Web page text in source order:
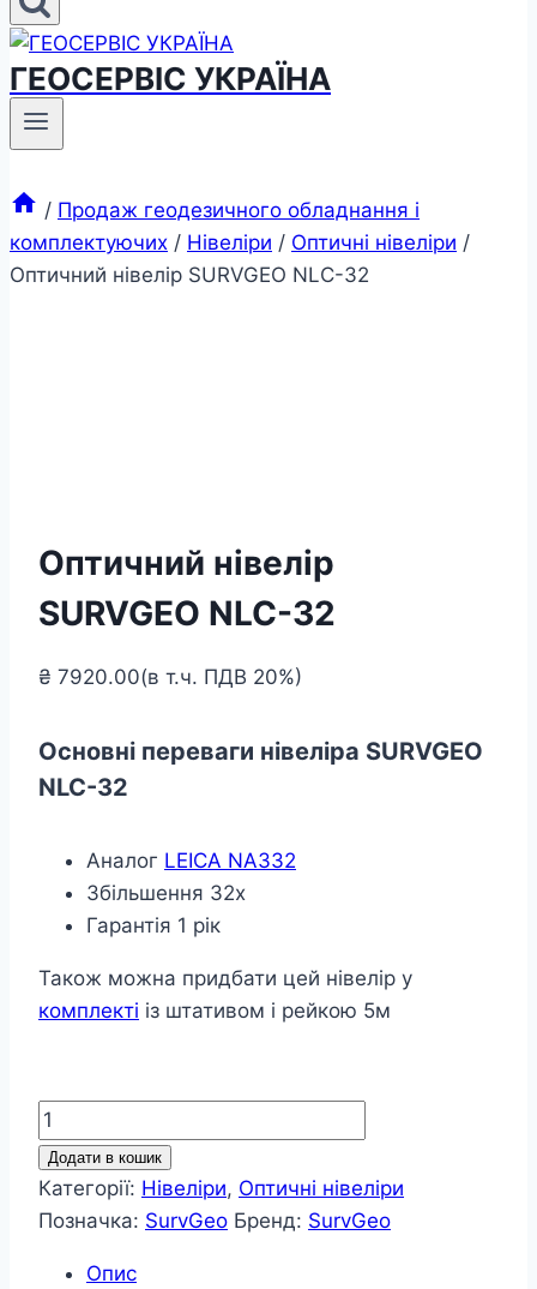
ГЕОСЕРВІС УКРАЇНА
/ Продаж геодезичного обладнання і
комплектуючих / Нівеліри / Оптичні нівеліри /
Оптичний нівелір SURVGEO NLC-32
Оптичний нівелір
SURVGEO NLC-32
₴ 7920.00(в т.ч. ПДВ 20%)
Основні переваги нівеліра SURVGEO
NLC-32
Аналог LEICA NA332
Збільшення 32х
Гарантія 1 рік
Також можна придбати цей нівелір у
комплекті із штативом і рейкою 5м
Оптичний
нівелір
SURVGEO
NLC-
кількість
Додати в кошик
Категорії: Нівеліри, Оптичні нівеліри
Позначка: SurvGeo Бренд: SurvGeo
Опис